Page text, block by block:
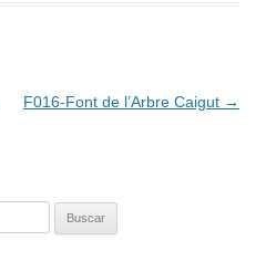
F016-Font de l’Arbre Caigut →